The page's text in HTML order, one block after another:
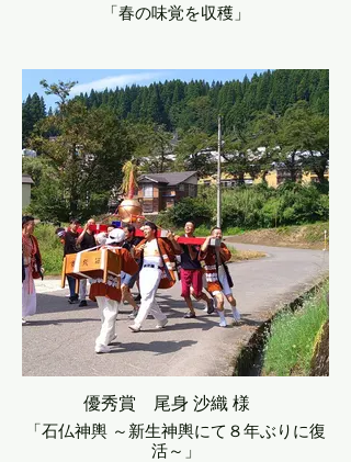
「春の味覚を収穫」
優秀賞 尾身 沙織 様
「石仏神輿 ～新生神輿にて８年ぶりに復
活～」